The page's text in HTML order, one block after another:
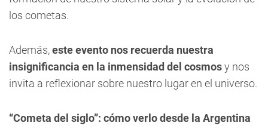
los cometas.
Además,este evento nos recuerda nuestra
insignificancia en la inmensidad del cosmosy nos
invita a reflexionar sobre nuestro lugar en el universo.
“Cometa del siglo”: cómo verlo desde la Argentina